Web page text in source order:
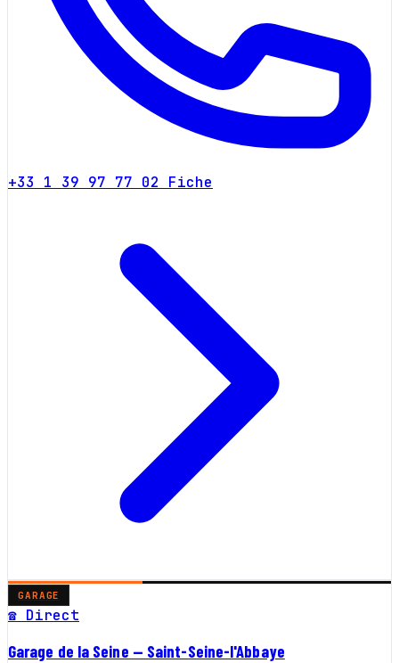
+33 1 39 97 77 02 Fiche
GARAGE
☎ Direct
Garage de la Seine — Saint-Seine-l'Abbaye